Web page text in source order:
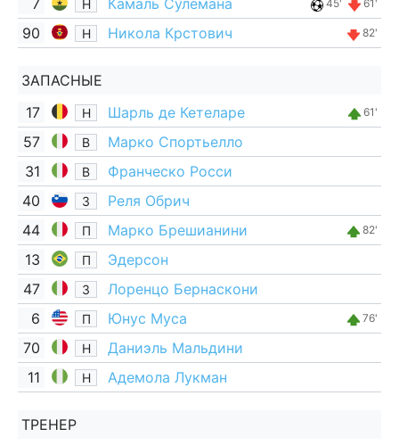
7 Н Камаль Сулемана 45' 61'
90 Н Никола Крстович 82'
ЗАПАСНЫЕ
17
Н Шарль де Кетеларе 61'
57 В
Марко Спортьелло
31
В
Франческо Росси
40
З
Реля Обрич
44
П Марко Брешианини 82'
13 П
Эдерсон
47
З
Лоренцо Бернаскони
6
П Юнус Муса 76'
70 Н
Даниэль Мальдини
11
Н Адемола Лукман
ТРЕНЕР